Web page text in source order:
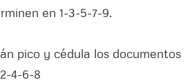
en 1-3-5-7-9.
pico y cédula los documentos
4-6-8